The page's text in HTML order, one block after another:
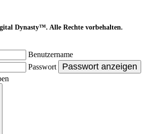
Dynasty™. Alle Rechte vorbehalten.
Benutzername
Passwort
Passwort anzeigen